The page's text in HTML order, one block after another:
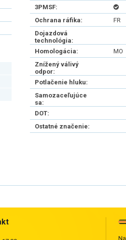
3PMSF:
Ochrana ráfika:
FR
Dojazdová
technológia:
Homologácia:
MO
Znížený válivý
odpor:
Potlačenie hluku:
Samozaceľujúce
sa:
DOT:
Ostatné značenie: